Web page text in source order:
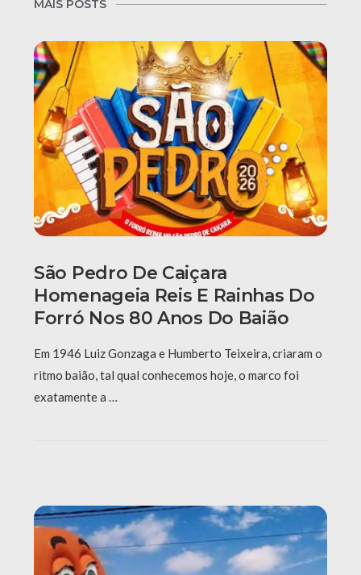
MAIS POSTS
São Pedro De Caiçara
Homenageia Reis E Rainhas Do
Forró Nos 80 Anos Do Baião
Em 1946 Luiz Gonzaga e Humberto Teixeira, criaram o
ritmo baião, tal qual conhecemos hoje, o marco foi
exatamente a …